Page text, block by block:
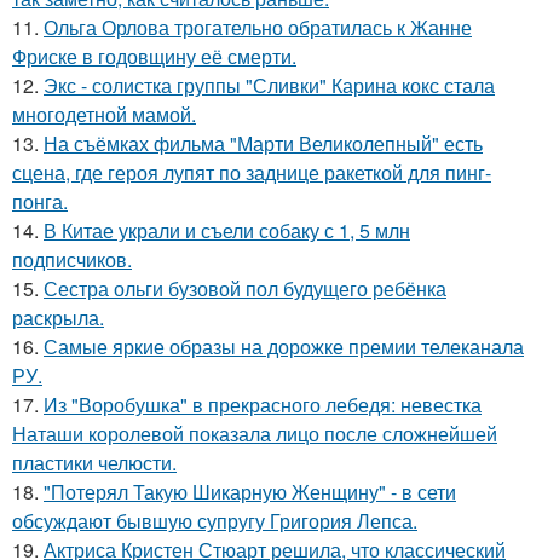
11. Ольга Орлова трогательно обратилась к Жанне
Фриске в годовщину её смерти.
12. Экс - солистка группы "Сливки" Карина кокс стала
многодетной мамой.
13. На съёмках фильма "Марти Великолепный" есть
сцена, где героя лупят по заднице ракеткой для пинг-
понга.
14. В Китае украли и съели собаку с 1, 5 млн
подписчиков.
15. Сестра ольги бузовой пол будущего ребёнка
раскрыла.
16. Самые яркие образы на дорожке премии телеканала
РУ.
17. Из "Воробушка" в прекрасного лебедя: невестка
Наташи королевой показала лицо после сложнейшей
пластики челюсти.
18. "Потерял Такую Шикарную Женщину" - в сети
обсуждают бывшую супругу Григория Лепса.
19. Актриса Кристен Стюарт решила, что классический